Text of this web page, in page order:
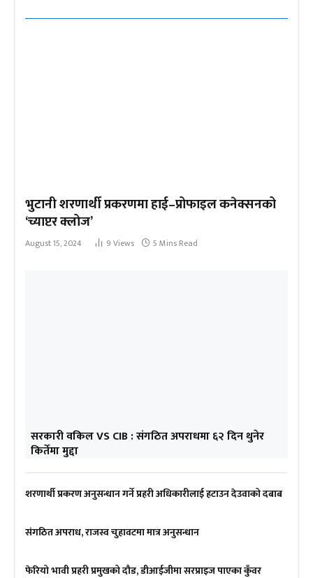
भुटानी शरणार्थी प्रकरणमा हाई–प्रोफाइल कनेक्सनको
‘च्याप्टर क्लोज’
August 15, 2024 9 Views 5 Mins Read
सरकारी वकिल VS CIB : संगठित अपराधमा ६२ दिन थुनेर
किर्तेमा मुद्दा
शरणार्थी प्रकरण अनुसन्धान गर्ने प्रहरी अधिकारीलाई हटाउन देउवाको दबाब
संगठित अपराध, राजस्व चुहावटमा मात्र अनुसन्धान
फेरियो भावी प्रहरी प्रमुखको दौड, डीआईजीमा सरप्राइज पाएका कुँवर